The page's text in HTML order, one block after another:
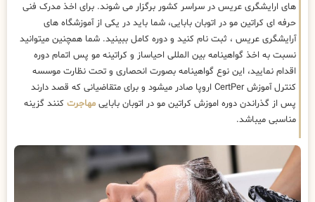
های ارایشگری عریس در سراسر کشور برگزار می شوند. برای اخذ مدرک فنی
حرفه ای کراتین مو در اتوبان بابایی، شما باید در یکی از آموزشگاه های
آرایشگری عریس ، ثبت نام کنید و دوره کامل ببینید. شما همچنین میتوانید
نسبت به اخذ گواهینامه بین المللی احیاساز و کراتینه مو پس اتمام دوره
اقدام نمایید، این نوع گواهینامه بصورت انحصاری و تحت نظارت موسسه
کنترل آموزش CertPer اروپا صادر میشود و برای متقاضیانی که قصد دارند
پس از گذراندن دوره اموزش کراتین مو در اتوبان بابایی مهاجرت کنند گزینه
مناسبی میباشد.